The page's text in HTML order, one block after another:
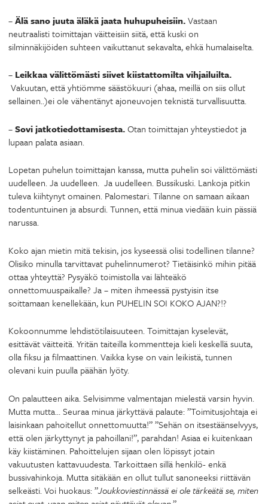
–Älä sano juuta äläkä jaata huhupuheisiin.Vastaan
neutraalisti toimittajan väitteisiin siitä, että kuski on
silminnäkijöiden suhteen vaikuttanut sekavalta, ehkä humalaiselta.
– Leikkaa välittömästi siivet kiistattomilta vihjailuilta.
Vakuutan, että yhtiömme säästökuuri (ahaa, meillä on siis ollut
sellainen..)ei ole vähentänyt ajoneuvojen teknistä turvallisuutta.
–Sovi jatkotiedottamisesta.Otan toimittajan yhteystiedot ja
lupaan palata asiaan.
Lopetan puhelun toimittajan kanssa, mutta puhelin soi välittömästi
uudelleen. Ja uudelleen. Ja uudelleen. Bussikuski. Lankoja pitkin
tuleva kiihtynyt omainen. Palomestari. Tilanne on samaan aikaan
todentuntuinen ja absurdi. Tunnen, että minua viedään kuin pässiä
narussa.
Koko ajan mietin mitä tekisin, jos kyseessä olisi todellinen tilanne?
Olisiko minulla tarvittavat puhelinnumerot? Tietäisinkö mihin pitää
ottaa yhteyttä? Pysyäkö toimistolla vai lähteäkö
onnettomuuspaikalle? Ja – miten ihmeessä pystyisin itse
soittamaan kenellekään, kun PUHELIN SOI KOKO AJAN?!?
Kokoonnumme lehdistötilaisuuteen. Toimittajan kyselevät,
esittävät väitteitä. Yritän taiteilla kommentteja kieli keskellä suuta,
olla fiksu ja filmaattinen. Vaikka kyse on vain leikistä, tunnen
olevani kuin puulla päähän lyöty.
On palautteen aika. Selvisimme valmentajan mielestä varsin hyvin.
Mutta mutta… Seuraa minua järkyttävä palaute: ”Toimitusjohtaja ei
laisinkaan pahoitellut onnettomuutta!” ”Sehän on itsestäänselvyys,
että olen järkyttynyt ja pahoillani!”, parahdan! Asiaa ei kuitenkaan
käy kiistäminen. Pahoittelujen sijaan olen löpissyt jotain
vakuutusten kattavuudesta. Tarkoittaen sillä henkilö- enkä
bussivahinkoja. Mutta sitäkään en ollut tullut sanoneeksi riittävän
selkeästi. Voi huokaus: ”Joukkoviestinnässä ei ole tärkeätä se, miten